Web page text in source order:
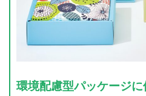
環境配慮型パッケージ